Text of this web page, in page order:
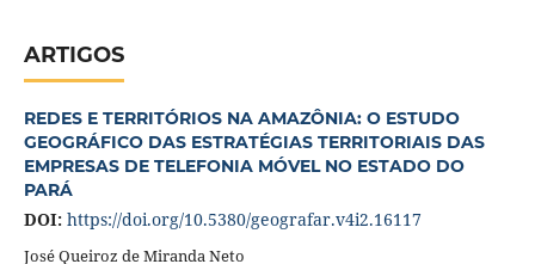
ARTIGOS
REDES E TERRITÓRIOS NA AMAZÔNIA: O ESTUDO
GEOGRÁFICO DAS ESTRATÉGIAS TERRITORIAIS DAS
EMPRESAS DE TELEFONIA MÓVEL NO ESTADO DO
PARÁ
DOI: https://doi.org/10.5380/geografar.v4i2.16117
José Queiroz de Miranda Neto